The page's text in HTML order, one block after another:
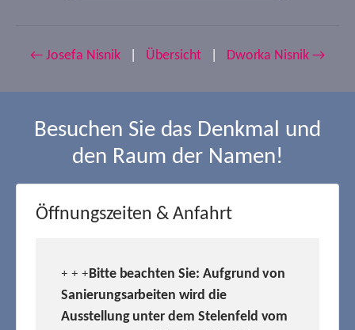
← Josefa Nisnik Übersicht Dworka Nisnik →
Besuchen Sie das Denkmal und
den Raum der Namen!
Öffnungszeiten & Anfahrt
+ + +Bitte beachten Sie: Aufgrund von
Sanierungsarbeiten wird die
Ausstellung unter dem Stelenfeld vom